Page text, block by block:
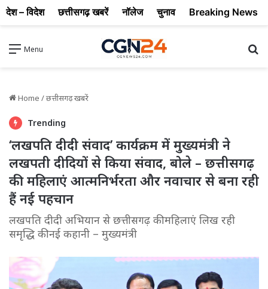
Menu
Home /छत्तीसगढ़ खबरें
Trending
‘लखपति दीदी संवाद’ कार्यक्रम में मुख्यमंत्री ने
लखपती दीदियों से किया संवाद, बोले – छत्तीसगढ़
की महिलाएं आत्मनिर्भरता और नवाचार से बना रही
हैं नई पहचान
लखपति दीदी अभियान से छत्तीसगढ़ की महिलाएं लिख रही
समृद्धि की नई कहानी – मुख्यमंत्री
देश – विदेश छत्तीसगढ़ खबरें नॉलेज चुनाव Breaking News